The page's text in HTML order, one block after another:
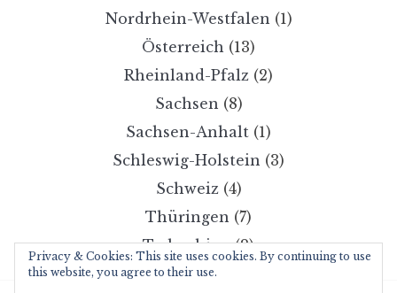
Nordrhein-Westfalen (1)
Österreich (13)
Rheinland-Pfalz (2)
Sachsen (8)
Sachsen-Anhalt (1)
Schleswig-Holstein (3)
Schweiz(4)
Thüringen (7)
Tschechien(2)
Privacy & Cookies: This site uses cookies. By continuing to use
this website, you agree to their use.